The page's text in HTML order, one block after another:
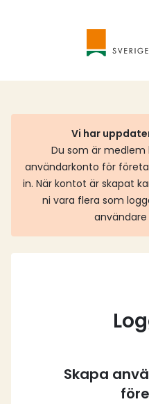
Vi har
Du som är
användarkonto för
in. När kontot är skapat
ni vara flera som
användare
Skapa